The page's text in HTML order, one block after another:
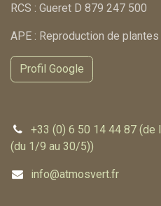
RCS : Gueret D 879 247 500
APE : Reproduction de
Profil Google
+33 (0) 6 50 14 44 87 (de
(du 1/9 au 30/5))
info@atmosvert.fr